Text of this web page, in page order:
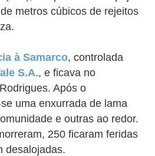
metros cúbicos de rejeitos
à Samarco, controlada
S.A., e ficava no
Após o
uma enxurrada de lama
e outras ao redor.
250 ficaram feridas
desalojadas.